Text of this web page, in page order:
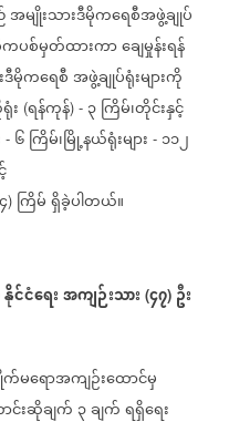
အမျိုးသားဒီမိုကရေစီအဖွဲ့ချုပ်
ပစ်မှတ်ထားကာချေမှုန်းရန်
ဒီမိုကရေစီအဖွဲ့ချုပ်ရုံးများကို
း (ရန်ကုန်) - ၃ကြိမ်၊တိုင်းနှင့်
- ၆ကြိမ်၊မြို့နယ်ရုံးများ - ၁၁၂
) ကြိမ်ရှိခဲ့ပါတယ်။
နိုင်ငံရေးအကျဉ်းသား (၄၇) ဦး
မရောအကျဉ်းထောင်မှ
င်းဆိုချက် ၃ချက်ရရှိရေး